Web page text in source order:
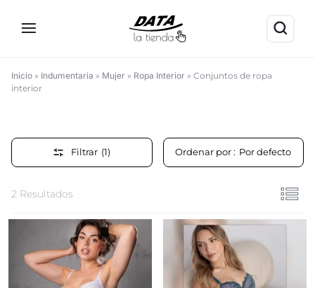
Inicio » Indumentaria » Mujer » Ropa Interior » Conjuntos de ropa
interior
Conjuntos
de
ropa
interior
Filtrar (1) Ordenar por : Por defecto
2 Resultados